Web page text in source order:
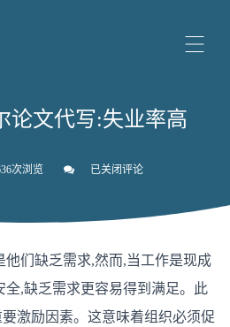
论文代写:失业率高
次浏览
英
论
代
失
已关闭评论
他们缺乏需求,然而,当工作是现成
全,缺乏需求更容易得到满足。此
激励因素。这意味着组织必须促